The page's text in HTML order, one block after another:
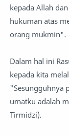
kepada Allah
hukuman atas
orang mukmin".
Dalam hal ini
kepada kita
"Sesungguhnya
umatku adalah
Tirmidzi).